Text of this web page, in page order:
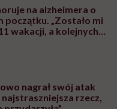
sobie nie